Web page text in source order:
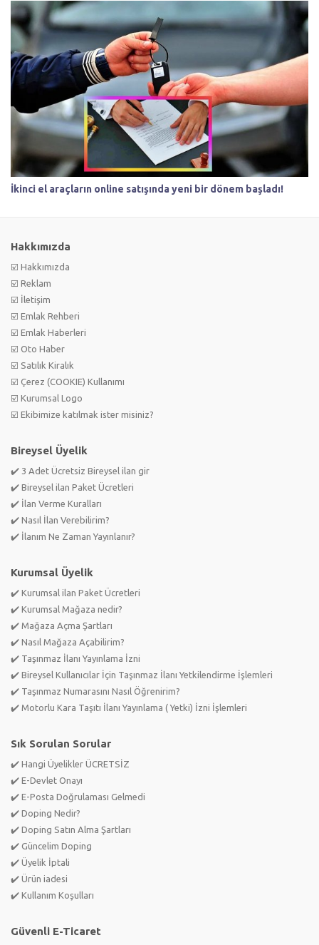
İkinci el araçların online satışında yeni bir dönem başladı!
Hakkımızda
☑️ Hakkımızda
☑️ Reklam
☑️ İletişim
☑️ Emlak Rehberi
☑️ Emlak Haberleri
☑️ Oto Haber
☑️ Satılık Kiralık
☑️ Çerez (COOKIE) Kullanımı
☑️ Kurumsal Logo
☑️ Ekibimize katılmak ister misiniz?
Bireysel Üyelik
✔️ 3 Adet Ücretsiz Bireysel ilan gir
✔️ Bireysel ilan Paket Ücretleri
✔️ İlan Verme Kuralları
✔️ Nasıl İlan Verebilirim?
✔️ İlanım Ne Zaman Yayınlanır?
Kurumsal Üyelik
✔️ Kurumsal ilan Paket Ücretleri
✔️ Kurumsal Mağaza nedir?
✔️ Mağaza Açma Şartları
✔️ Nasıl Mağaza Açabilirim?
✔️ Taşınmaz İlanı Yayınlama İzni
✔️ Bireysel Kullanıcılar İçin Taşınmaz İlanı Yetkilendirme İşlemleri
✔️ Taşınmaz Numarasını Nasıl Öğrenirim?
✔️ Motorlu Kara Taşıtı İlanı Yayınlama ( Yetki) İzni İşlemleri
Sık Sorulan Sorular
✔️ Hangi Üyelikler ÜCRETSİZ
✔️ E-Devlet Onayı
✔️ E-Posta Doğrulaması Gelmedi
✔️ Doping Nedir?
✔️ Doping Satın Alma Şartları
✔️ Güncelim Doping
✔️ Üyelik İptali
✔️ Ürün iadesi
✔️ Kullanım Koşulları
Güvenli E-Ticaret